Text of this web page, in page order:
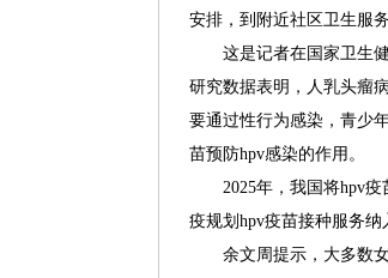
安排，到附近社区卫生服
这是记者在国家卫生健
研究数据表明，人乳头瘤
要通过性行为感染，青少
苗预防hpv感染的作用。
2025年，我国将hpv疫
疫规划hpv疫苗接种服务纳
余文周提示，大多数女